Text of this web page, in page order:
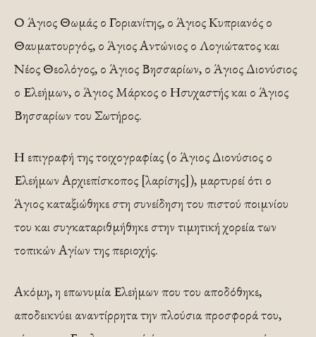
Ο Άγιος Θωμάς ο Γοριανίτης, ο Άγιος Κυπριανός ο
Θαυματουργός, ο Άγιος Αντώνιος ο Λογιώτατος και
Νέος Θεολόγος, ο Άγιος Βησσαρίων, ο Άγιος Διονύσιος
ο Ελεήμων, ο Άγιος Μάρκος ο Ησυχαστής και ο Άγιος
Βησσαρίων του Σωτήρος.
Η επιγραφή της τοιχογραφίας (ο Άγιος Διονύσιος ο
Ελεήμων Αρχιεπίσκοπος [λαρίσης]), μαρτυρεί ότι ο
Άγιος καταξιώθηκε στη συνείδηση του πιστού ποιμνίου
του και συγκαταριθμήθηκε στην τιμητική χορεία των
τοπικών Αγίων της περιοχής.
Ακόμη, η επωνυμία Ελεήμων που του αποδόθηκε,
αποδεικνύει αναντίρρητα την πλούσια προσφορά του,